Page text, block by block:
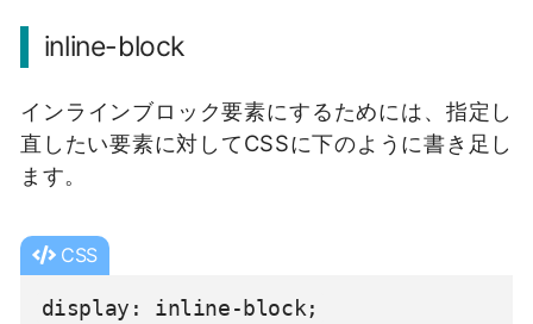
</span>
</body>
</html>
inline-block
インラインブロック要素にするためには、指定し
直したい要素に対してCSSに下のように書き足し
ます。
CSS
display: inline-block;